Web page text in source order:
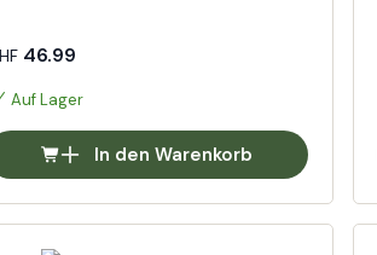
46.99
Auf Lager
In den Warenkorb